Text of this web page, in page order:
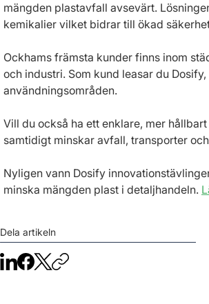
mängden plastavfall avsevärt.
kemikalier vilket bidrar till ökad
Ockhams främsta kunder finns inom
och industri. Som kund leasar du
användningsområden.
Vill du också ha ett enklare, mer
samtidigt minskar avfall, transporter
Nyligen vann Dosify
minska mängden plast i detaljhandeln.
Dela artikeln